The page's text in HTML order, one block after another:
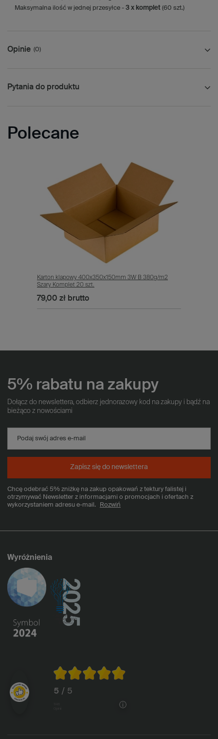
Maksymalna ilość w jednej przesyłce - 3 x komplet (60 szt.)
Opinie (0)
Pytania do produktu
Polecane
Karton klapowy 400x350x150mm 3W B 380g/m2
Szary Komplet 20 szt.
79,00 złbrutto
5% rabatu na zakupy
Dołącz do newslettera, odbierz jednorazowy kod na zakupy i bądź na
bieżąco z nowościami
Podaj swój adres e-mail
Chcę odebrać 5% zniżkę na zakup opakowań z tektury falistej i
otrzymywać Newsletter z informacjami o promocjach i ofertach z
wykorzystaniem adresu e-mail.
Rozwiń
Zapisz się do newslettera
Wyróżnienia
5 / 5